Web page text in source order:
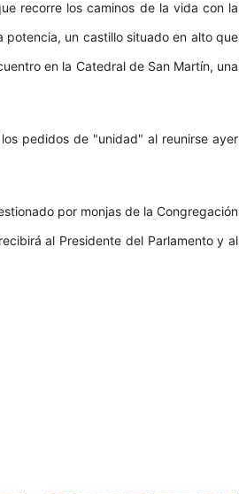
recorre los caminos de la vida con la
potencia, un castillo situado en alto que
en la Catedral de San Martín, una
pedidos de "unidad" al reunirse ayer
por monjas de la Congregación
al Presidente del Parlamento y al